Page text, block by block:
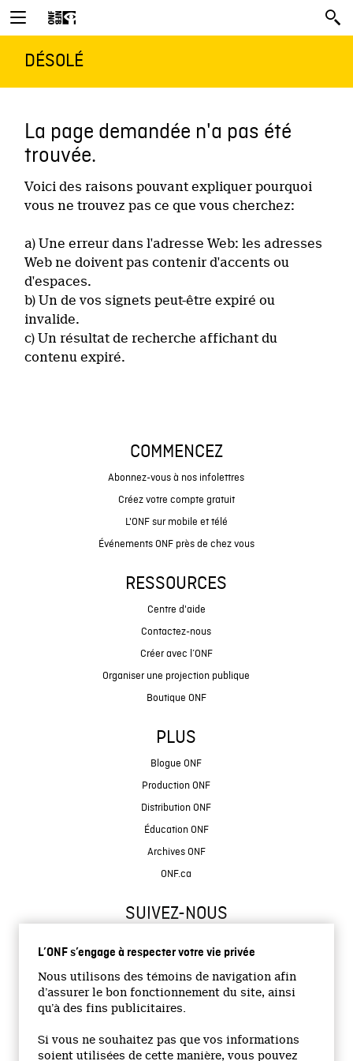
L’ONF s’engage à respecter votre vie privée
Nous utilisons des témoins de navigation afin
d’assurer le bon fonctionnement du site, ainsi
qu’à des fins publicitaires.
Si vous ne souhaitez pas que vos informations
soient utilisées de cette manière, vous pouvez
DÉSOLÉ
La page demandée n'a pas été
trouvée.
Voici des raisons pouvant expliquer pourquoi
vous ne trouvez pas ce que vous cherchez:
a) Une erreur dans l'adresse Web: les adresses
Web ne doivent pas contenir d'accents ou
d'espaces.
b) Un de vos signets peut-être expiré ou
invalide.
c) Un résultat de recherche affichant du
contenu expiré.
COMMENCEZ
Abonnez-vous à nos infolettres
Créez votre compte gratuit
L'ONF sur mobile et télé
Événements ONF près de chez vous
RESSOURCES
Centre d'aide
Contactez-nous
Créer avec l’ONF
Organiser une projection publique
Boutique ONF
PLUS
Blogue ONF
Production ONF
Distribution ONF
Éducation ONF
Archives ONF
ONF.ca
SUIVEZ-NOUS
Site institutionnel